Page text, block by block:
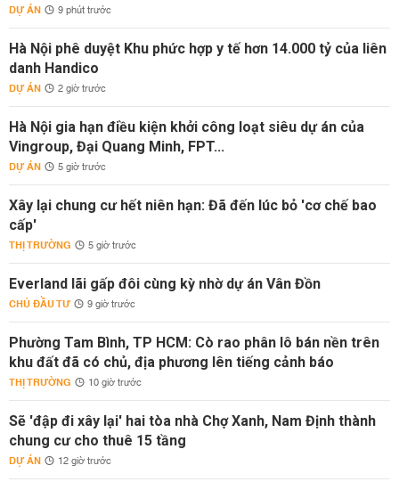
DỰ ÁN 9 phút trước
Hà Nội phê duyệt Khu phức hợp y tế hơn 14.000 tỷ của liên
danh Handico
DỰ ÁN 2 giờ trước
Hà Nội gia hạn điều kiện khởi công loạt siêu dự án của
Vingroup, Đại Quang Minh, FPT...
DỰ ÁN 5 giờ trước
Xây lại chung cư hết niên hạn: Đã đến lúc bỏ 'cơ chế bao
cấp'
THỊ TRƯỜNG 5 giờ trước
Everland lãi gấp đôi cùng kỳ nhờ dự án Vân Đồn
CHỦ ĐẦU TƯ 9 giờ trước
Phường Tam Bình, TP HCM: Cò rao phân lô bán nền trên
khu đất đã có chủ, địa phương lên tiếng cảnh báo
THỊ TRƯỜNG 10 giờ trước
Sẽ 'đập đi xây lại' hai tòa nhà Chợ Xanh, Nam Định thành
chung cư cho thuê 15 tầng
DỰ ÁN 12 giờ trước